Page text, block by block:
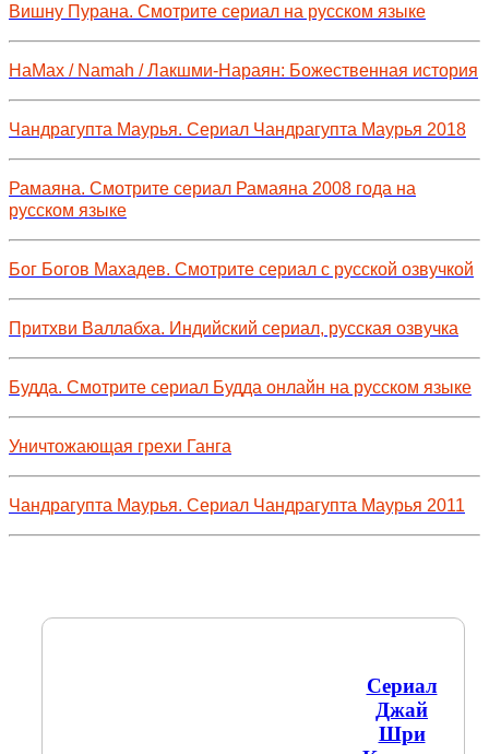
Вишну Пурана. Смотрите сериал на русском языке
НаМах / Namah / Лакшми-Нараян: Божественная история
Чандрагупта Маурья. Сериал Чандрагупта Маурья 2018
Рамаяна. Смотрите сериал Рамаяна 2008 года на
русском языке
Бог Богов Махадев. Смотрите сериал с русской озвучкой
Притхви Валлабха. Индийский сериал, русская озвучка
Будда. Смотрите сериал Будда онлайн на русском языке
Уничтожающая грехи Ганга
Чандрагупта Маурья. Сериал Чандрагупта Маурья 2011
Сериал
Джай
Шри